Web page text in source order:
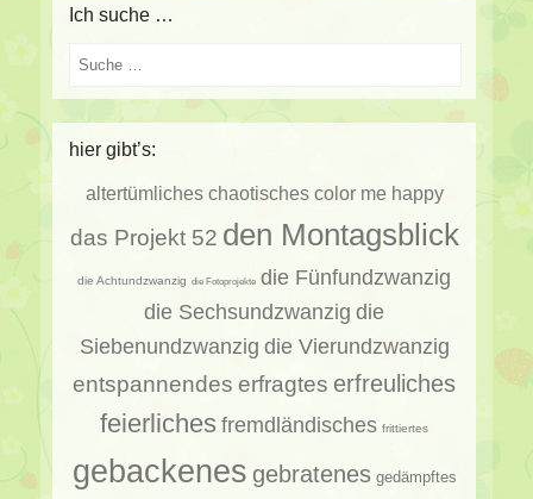
Ich suche …
Suche
hier gibt’s:
altertümliches chaotisches color me happy
das Projekt 52 den Montagsblick
die Achtundzwanzig die Fotoprojekte die Fünfundzwanzig
die Sechsundzwanzig die
Siebenundzwanzig die Vierundzwanzig
entspannendes erfragtes erfreuliches
feierliches fremdländisches frittiertes
gebackenes gebratenes gedämpftes